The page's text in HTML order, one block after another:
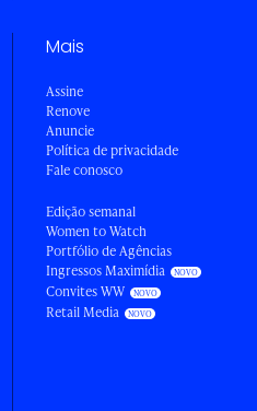
Mais
Assine
Renove
Anuncie
Política de privacidade
Fale conosco
Edição semanal
Women to Watch
Portfólio de Agências
Ingressos Maximídia
Convites WW
Retail Media